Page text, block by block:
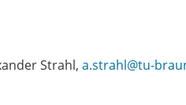
Strahl, a.strahl@tu-